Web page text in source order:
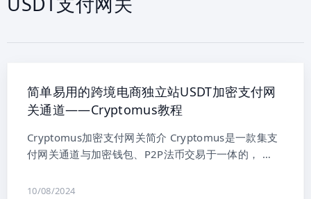
简单易用的跨境电商独立站USDT加密支付网
关通道——Cryptomus教程
Cryptomus加密支付网关简介 Cryptomus是一款集支
付网关通道与加密钱包、P2P法币交易于一体的， …
10/08/2024